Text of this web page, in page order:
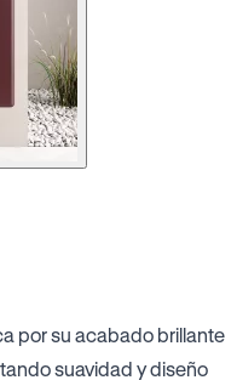
por su acabado brillante
suavidad y diseño